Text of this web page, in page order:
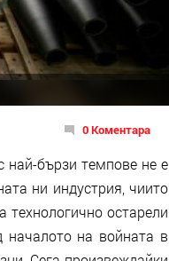
0 Коментара
най-бързи темпове не е
ни индустрия, чиито
остарели
началото на войната в